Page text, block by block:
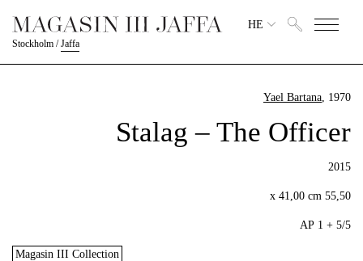
Stockholm /Jaffa
HE
Yael Bartana, 1970
Stalag – The Officer
2015
55,50 x 41,00 cm
5/5 + 1 AP
Magasin III Collection